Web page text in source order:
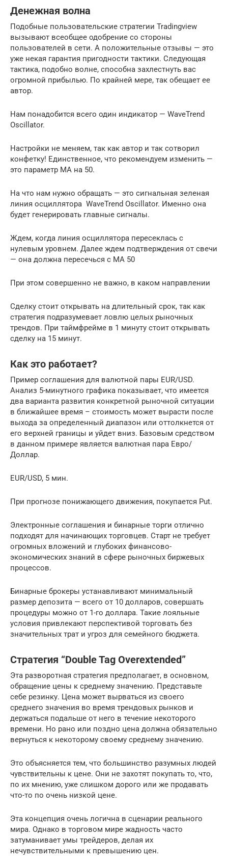
Денежная волна
Подобные пользовательские стратегии Tradingview
вызывают всеобщее одобрение со стороны
пользователей в сети. А положительные отзывы — это
уже некая гарантия пригодности тактики. Следующая
тактика, подобно волне, способна захлестнуть вас
огромной прибылью. По крайней мере, так обещает ее
автор.
Нам понадобится всего один индикатор — WaveTrend
Oscillator.
Настройки не меняем, так как автор и так сотворил
конфетку! Единственное, что рекомендуем изменить —
это параметр МА на 50.
На что нам нужно обращать — это сигнальная зеленая
линия осциллятора WaveTrend Oscillator. Именно она
будет генерировать главные сигналы.
Ждем, когда линия осциллятора пересеклась с
нулевым уровнем. Далее ждем подтверждения от свечи
— она должна пересечься с МА 50
При этом совершенно не важно, в каком направлении
Сделку стоит открывать на длительный срок, так как
стратегия подразумевает ловлю целых рыночных
трендов. При таймфрейме в 1 минуту стоит открывать
сделку на 15 минут.
Как это работает?
Пример соглашения для валютной пары EUR/USD.
Анализ 5-минутного графика показывает, что имеется
два варианта развития конкретной рыночной ситуации
в ближайшее время – стоимость может вырасти после
выхода за определенный диапазон или оттолкнется от
его верхней границы и уйдет вниз. Базовым средством
в данном примере является валютная пара Евро/
Доллар.
EUR/USD, 5 мин.
При прогнозе понижающего движения, покупается Put.
Электронные соглашения и бинарные торги отлично
подходят для начинающих торговцев. Старт не требует
огромных вложений и глубоких финансово-
экономических знаний в сфере рыночных биржевых
процессов.
Бинарные брокеры устанавливают минимальный
размер депозита — всего от 10 долларов, совершать
процедуры можно от 1-го доллара. Такие лояльные
условия привлекают перспективой торговать без
значительных трат и угроз для семейного бюджета.
Стратегия “Double Tag Overextended”
Эта разворотная стратегия предполагает, в основном,
обращение цены к среднему значению. Представьте
себе резинку. Цена может вырваться из своего
среднего значения во время трендовых рынков и
держаться подальше от него в течение некоторого
времени. Но рано или поздно цена должна обязательно
вернуться к некоторому своему среднему значению.
Это объясняется тем, что большинство разумных людей
чувствительны к цене. Они не захотят покупать то, что,
по их мнению, уже слишком дорого или же продавать
что-то по очень низкой цене.
Эта концепция очень логична в сценарии реального
мира. Однако в торговом мире жадность часто
затуманивает умы трейдеров, делая их
нечувствительными к превышению цен.